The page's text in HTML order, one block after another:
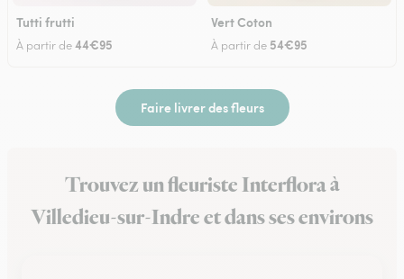
Tutti frutti
À partir de44€95
Vert Coton
À partir de 54€95
Faire livrer des fleurs
Trouvez un fleuriste Interflora à
Villedieu-sur-Indre et dans ses environs